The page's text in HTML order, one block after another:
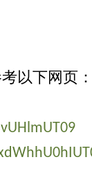
以下网页